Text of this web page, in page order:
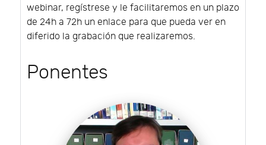
webinar, regístrese y le facilitaremos en un plazo
de 24h a 72h un enlace para que pueda ver en
diferido la grabación que realizaremos.
Ponentes